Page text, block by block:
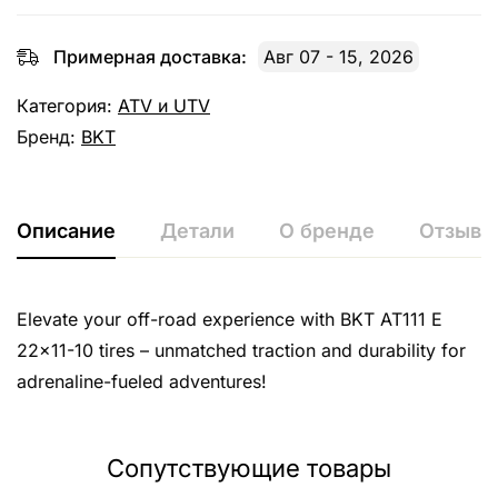
Примерная доставка: Авг 07 - 15, 2026
Категория: ATV и UTV
Бренд: BKT
Описание Детали О бренде
Elevate your off-road experience with BKT AT111 E
22×11-10 tires – unmatched traction and durability for
adrenaline-fueled adventures!
Сопутствующие товары